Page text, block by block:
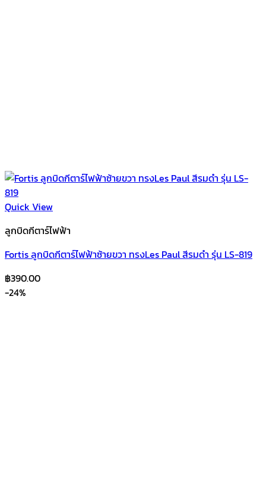
Quick View
ลูกบิดกีตาร์ไฟฟ้า
Fortis ลูกบิดกีตาร์ไฟฟ้าซ้ายขวา ทรงLes Paul สีรมดำ รุ่น LS-819
฿390.00
-24%